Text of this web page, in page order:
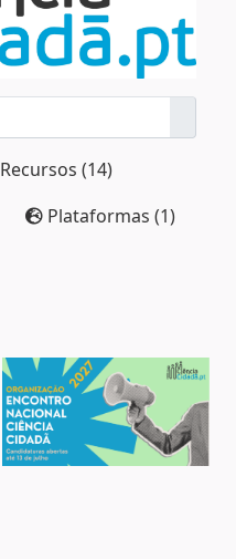
Recursos (14)
Plataformas (1)